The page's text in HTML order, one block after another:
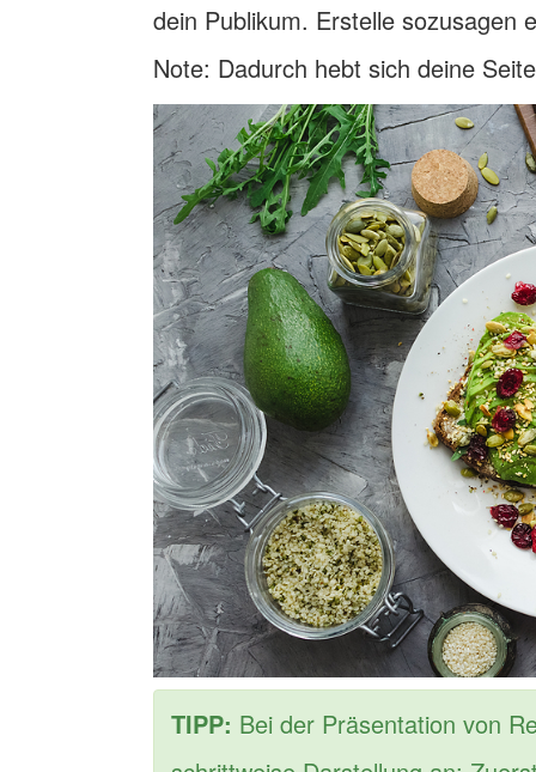
dein Publikum. Erstelle sozusagen
Note: Dadurch hebt sich deine
TIPP: Bei der Präsentation von